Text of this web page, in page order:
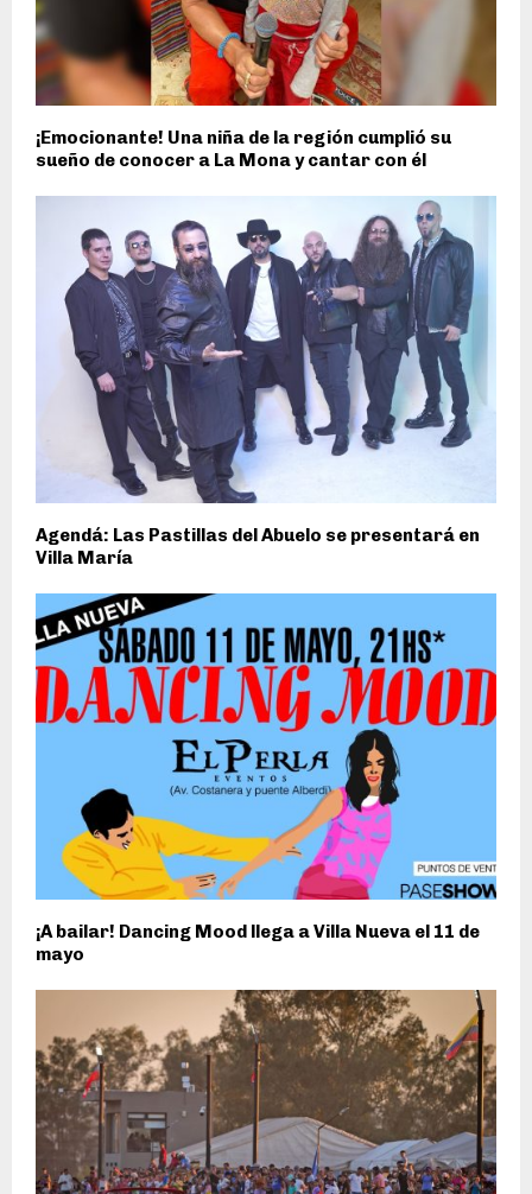
¡Emocionante! Una niña de la región cumplió su
sueño de conocer a La Mona y cantar con él
Agendá: Las Pastillas del Abuelo se presentará en
Villa María
¡A bailar! Dancing Mood llega a Villa Nueva el 11 de
mayo